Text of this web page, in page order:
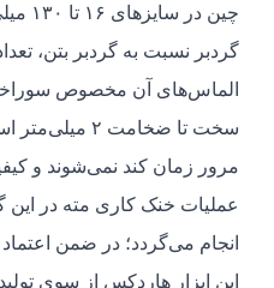
چین
گردبر نسبت به گردبر بتن،
الماس‌های آن مخصوص
سخت تا ضخامت
مرور زمان کند نمی‌شوند و
عملیات خنک کاری مته در این
انجام می‌گردد؛ در ضمن
این ابزار هاردکس از سوی